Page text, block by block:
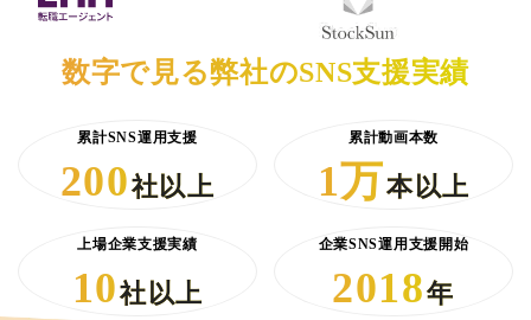
数字で見る弊社のSNS支援実績
累計SNS運用支援
200社以上
累計動画本数
1万本以上
上場企業支援実績
10社以上
企業SNS運用支援開始
2018年